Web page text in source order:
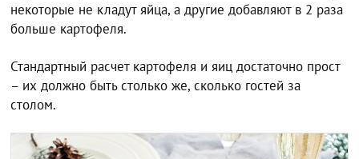
некоторые не кладут яйца, а другие добавляют в 2 раза
больше картофеля.
Стандартный расчет картофеля и яиц достаточно прост
– их должно быть столько же, сколько гостей за
столом.